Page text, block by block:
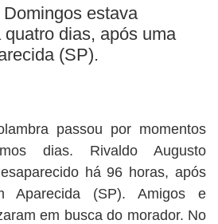
BUSCAR
estava
dias, após uma
(SP).
passou por momentos
dias. Rivaldo Augusto
há 96 horas, após
Aparecida (SP). Amigos e
em busca do morador. No